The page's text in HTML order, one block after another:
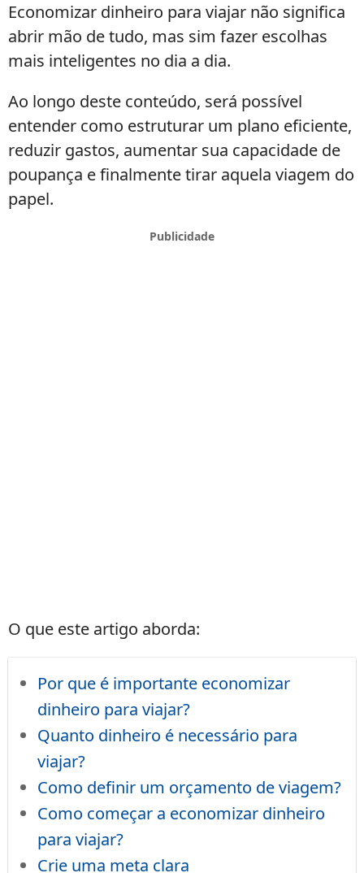
Economizar dinheiro para viajar não significa
abrir mão de tudo, mas sim fazer escolhas
mais inteligentes no dia a dia.
Ao longo deste conteúdo, será possível
entender como estruturar um plano eficiente,
reduzir gastos, aumentar sua capacidade de
poupança e finalmente tirar aquela viagem do
papel.
O que este artigo aborda:
Por que é importante economizar
dinheiro para viajar?
Quanto dinheiro é necessário para
viajar?
Como definir um orçamento de viagem?
Como começar a economizar dinheiro
para viajar?
Crie uma meta clara